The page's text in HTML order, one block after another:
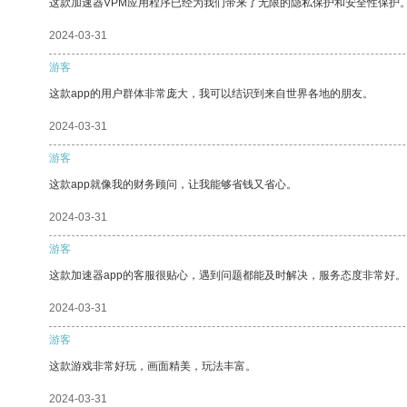
这款加速器VPM应用程序已经为我们带来了无限的隐私保护和安全性保护
2024-03-31
游客
这款app的用户群体非常庞大，我可以结识到来自世界各地的朋友。
2024-03-31
游客
这款app就像我的财务顾问，让我能够省钱又省心。
2024-03-31
游客
这款加速器app的客服很贴心，遇到问题都能及时解决，服务态度非常好。
2024-03-31
游客
这款游戏非常好玩，画面精美，玩法丰富。
2024-03-31